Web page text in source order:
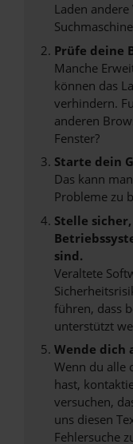
Laden
Prüfe deine
Manche
können das
verhindern.
anderen
Fenster?
Starte dein
Das kann
Probleme zu
Stelle
sind.
Veraltete
führen, dass
unterstützt
Wende dich
Wenn du alle
hast,
versuchen,
uns diesen
Fehlersuche